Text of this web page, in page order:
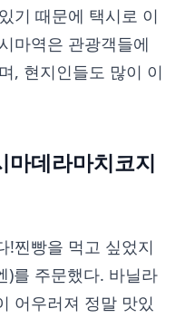
기 때문에 택시로 이
마역은 관광객들에
, 현지인들도 많이 이
마데라마치코지
!찐빵을 먹고 싶었지
)를 주문했다. 바닐라
어우러져 정말 맛있